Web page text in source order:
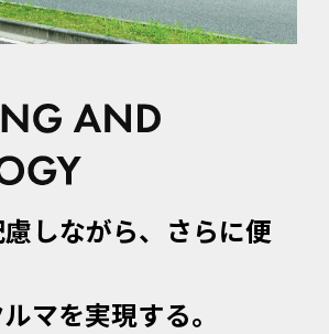
しながら、 さらに便
マを実現する。